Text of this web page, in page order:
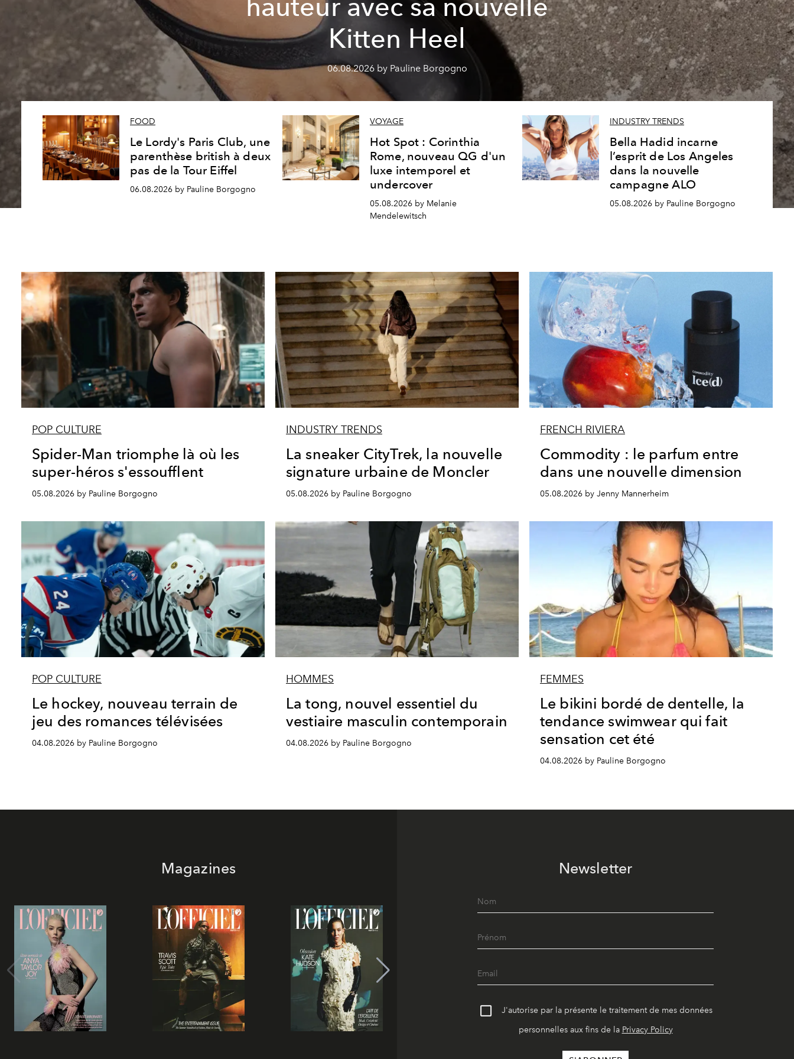
hauteur avec sa nouvelle
Kitten Heel
06.08.2026 by Pauline Borgogno
FOOD
Le Lordy's Paris Club, une
parenthèse british à deux
pas de la Tour Eiffel
06.08.2026 by Pauline Borgogno
VOYAGE
Hot Spot : Corinthia
Rome, nouveau QG d'un
luxe intemporel et
undercover
05.08.2026 by Melanie
Mendelewitsch
INDUSTRY TRENDS
Bella Hadid incarne
l’esprit de Los Angeles
dans la nouvelle
campagne ALO
05.08.2026 by Pauline Borgogno
POP CULTURE
Spider-Man triomphe là où les
super-héros s'essoufflent
05.08.2026 by Pauline Borgogno
INDUSTRY TRENDS
La sneaker CityTrek, la nouvelle
signature urbaine de Moncler
05.08.2026 by Pauline Borgogno
FRENCH RIVIERA
Commodity : le parfum entre
dans une nouvelle dimension
05.08.2026 by Jenny Mannerheim
POP CULTURE
Le hockey, nouveau terrain de
jeu des romances télévisées
04.08.2026 by Pauline Borgogno
HOMMES
La tong, nouvel essentiel du
vestiaire masculin contemporain
04.08.2026 by Pauline Borgogno
FEMMES
Le bikini bordé de dentelle, la
tendance swimwear qui fait
sensation cet été
04.08.2026 by Pauline Borgogno
Magazines Newsletter
J'autorise par la présente le traitement de mes données
personnelles aux fins de la Privacy Policy